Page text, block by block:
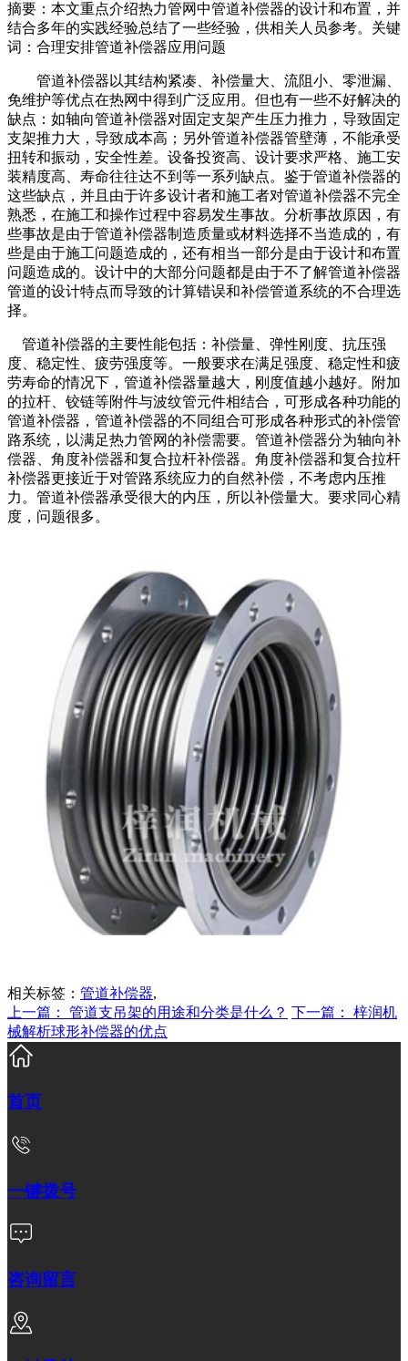
摘要：本文重点介绍热力管网中管道补偿器的设计和布置，并
结合多年的实践经验总结了一些经验，供相关人员参考。关键
词：合理安排管道补偿器应用问题
管道补偿器以其结构紧凑、补偿量大、流阻小、零泄漏、
免维护等优点在热网中得到广泛应用。但也有一些不好解决的
缺点：如轴向管道补偿器对固定支架产生压力推力，导致固定
支架推力大，导致成本高；另外管道补偿器管壁薄，不能承受
扭转和振动，安全性差。设备投资高、设计要求严格、施工安
装精度高、寿命往往达不到等一系列缺点。鉴于管道补偿器的
这些缺点，并且由于许多设计者和施工者对管道补偿器不完全
熟悉，在施工和操作过程中容易发生事故。分析事故原因，有
些事故是由于管道补偿器制造质量或材料选择不当造成的，有
些是由于施工问题造成的，还有相当一部分是由于设计和布置
问题造成的。设计中的大部分问题都是由于不了解管道补偿器
管道的设计特点而导致的计算错误和补偿管道系统的不合理选
择。
管道补偿器的主要性能包括：补偿量、弹性刚度、抗压强
度、稳定性、疲劳强度等。一般要求在满足强度、稳定性和疲
劳寿命的情况下，管道补偿器量越大，刚度值越小越好。附加
的拉杆、铰链等附件与波纹管元件相结合，可形成各种功能的
管道补偿器，管道补偿器的不同组合可形成各种形式的补偿管
路系统，以满足热力管网的补偿需要。管道补偿器分为轴向补
偿器、角度补偿器和复合拉杆补偿器。角度补偿器和复合拉杆
补偿器更接近于对管路系统应力的自然补偿，不考虑内压推
力。管道补偿器承受很大的内压，所以补偿量大。要求同心精
度，问题很多。
相关标签： 管道补偿器,
上一篇： 管道支吊架的用途和分类是什么？ 下一篇： 梓润机
械解析球形补偿器的优点
首页
一键拨号
咨询留言